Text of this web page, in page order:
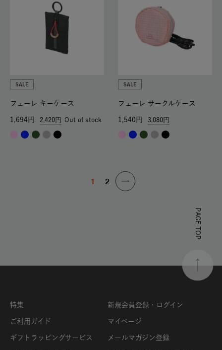
SALE
フェーレ キーケース
2,420
1,694 Out of stock
SALE
フェーレ サークルケース
3,080
1,540
1 2
PAGE TOP
特集
ご利用ガイド
ギフトラッピングサービス
新規会員登録・ログイン
マイページ
メールマガジン登録